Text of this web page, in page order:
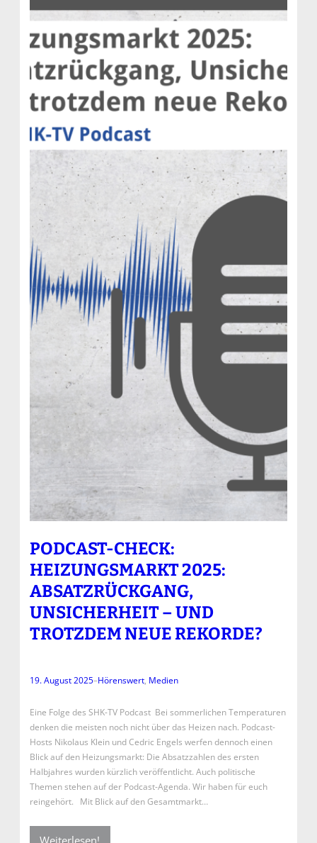
PODCAST-CHECK:
HEIZUNGSMARKT 2025:
ABSATZRÜCKGANG,
UNSICHERHEIT – UND
TROTZDEM NEUE REKORDE?
19. August 2025–Hörenswert, Medien
Eine Folge des SHK-TV Podcast Bei sommerlichen Temperaturen
denken die meisten noch nicht über das Heizen nach. Podcast-
Hosts Nikolaus Klein und Cedric Engels werfen dennoch einen
Blick auf den Heizungsmarkt: Die Absatzzahlen des ersten
Halbjahres wurden kürzlich veröffentlicht. Auch politische
Themen stehen auf der Podcast-Agenda. Wir haben für euch
reingehört. Mit Blick auf den Gesamtmarkt…